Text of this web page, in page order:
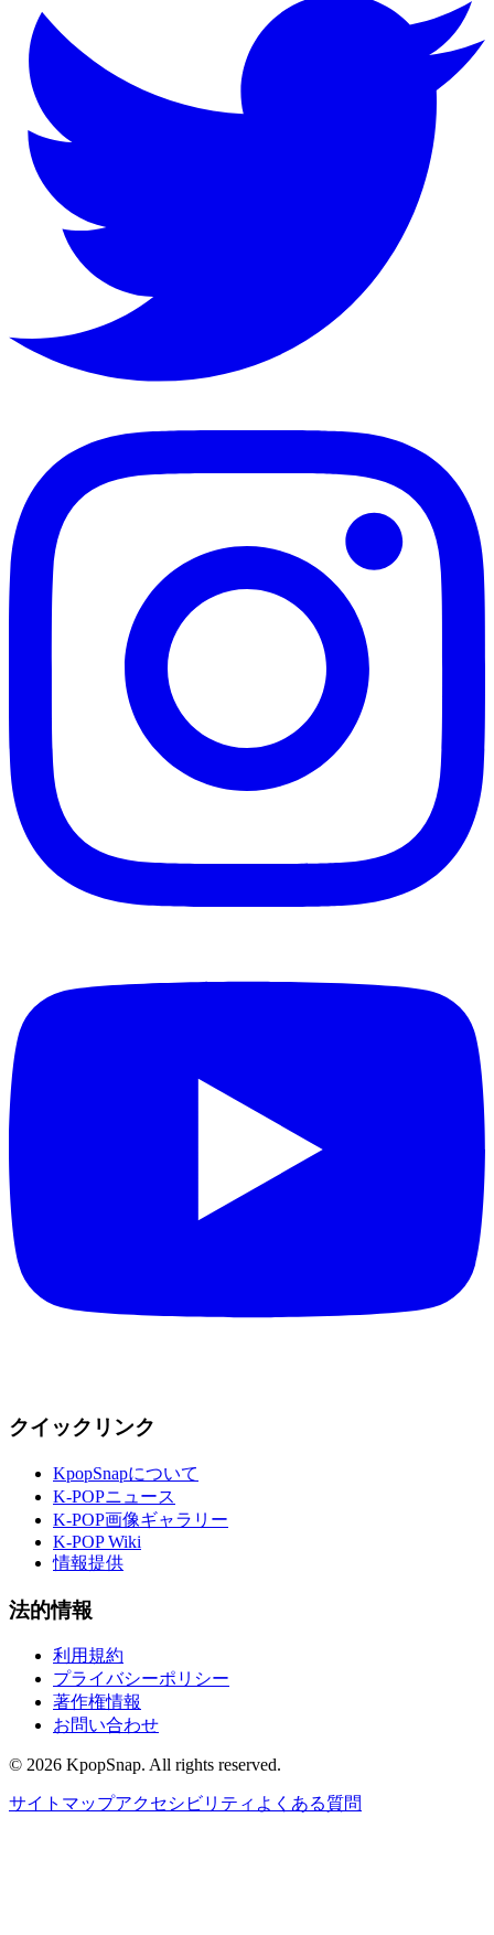
クイックリンク
KpopSnapについて
K-POPニュース
K-POP画像ギャラリー
K-POP Wiki
情報提供
法的情報
利用規約
プライバシーポリシー
著作権情報
お問い合わせ
© 2026 KpopSnap. All rights reserved.
サイトマップアクセシビリティ よくある質問